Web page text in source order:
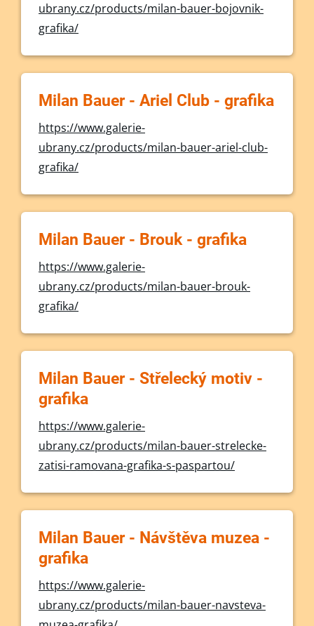
ubrany.cz/products/milan-bauer-bojovnik-
grafika/
Milan Bauer - Ariel Club - grafika
https://www.galerie-
ubrany.cz/products/milan-bauer-ariel-club-
grafika/
Milan Bauer - Brouk - grafika
https://www.galerie-
ubrany.cz/products/milan-bauer-brouk-
grafika/
Milan Bauer - Střelecký motiv -
grafika
https://www.galerie-
ubrany.cz/products/milan-bauer-strelecke-
zatisi-ramovana-grafika-s-paspartou/
Milan Bauer - Návštěva muzea -
grafika
https://www.galerie-
ubrany.cz/products/milan-bauer-navsteva-